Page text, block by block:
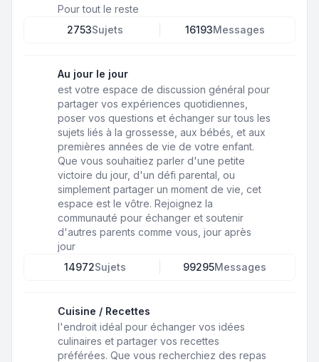
Pour tout le reste
2753Sujets 16193Messages
Au jour le jour
est votre espace de discussion général pour
partager vos expériences quotidiennes,
poser vos questions et échanger sur tous les
sujets liés à la grossesse, aux bébés, et aux
premières années de vie de votre enfant.
Que vous souhaitiez parler d'une petite
victoire du jour, d'un défi parental, ou
simplement partager un moment de vie, cet
espace est le vôtre. Rejoignez la
communauté pour échanger et soutenir
d'autres parents comme vous, jour après
jour
14972Sujets 99295Messages
Cuisine / Recettes
l'endroit idéal pour échanger vos idées
culinaires et partager vos recettes
préférées. Que vous recherchiez des repas